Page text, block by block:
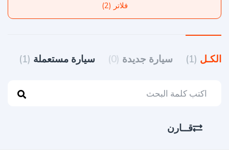
فلاتر (2)
الكـل (1) سيارة جديدة (0) سيارة مستعملة (1)
قــارن